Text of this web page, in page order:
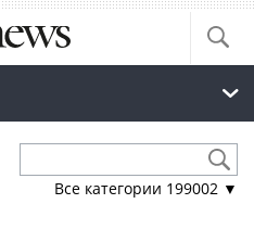
Все категории 199002 ▼